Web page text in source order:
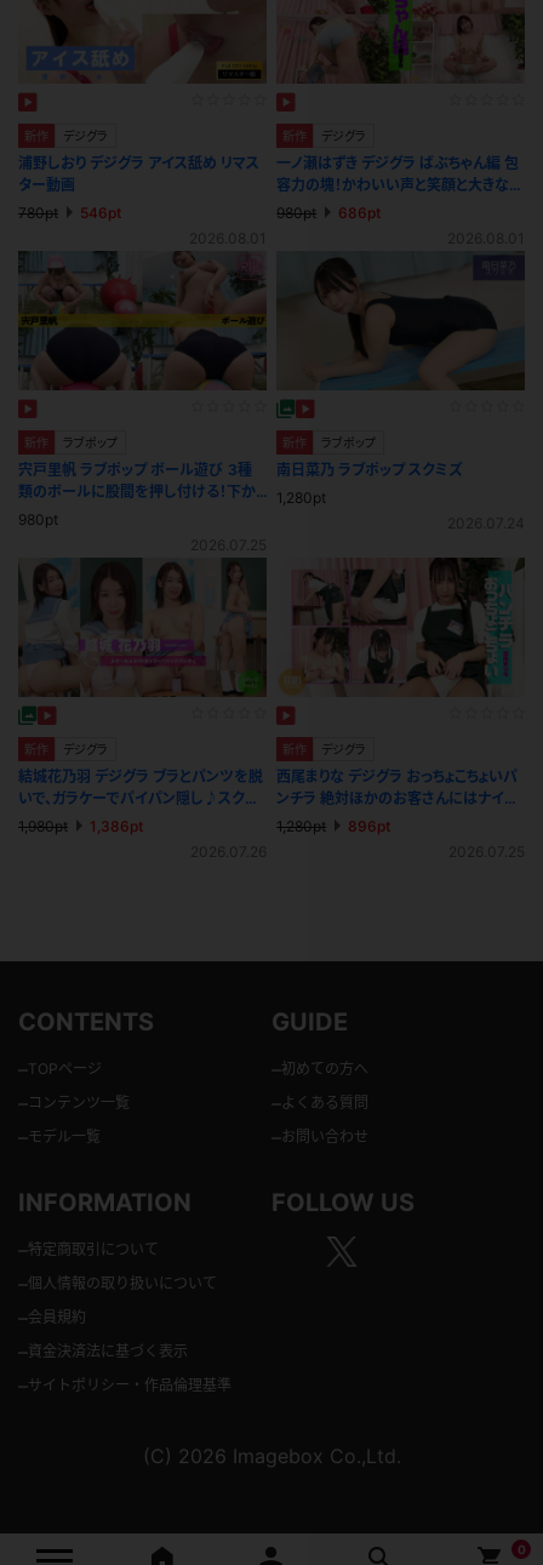
0
新作 デジグラ
浦野しおり デジグラ アイス舐め リマス
ター動画
780pt
546pt
2026.08.01
新作 デジグラ
一ノ瀬はずき デジグラ ばぶちゃん編 包
容力の塊！かわいい声と笑顔と大きなお
っぱい♪
980pt
686pt
2026.08.01
新作 ラブポップ
宍戸里帆 ラブポップ ボール遊び ３種
類のボールに股間を押し付ける！下か
ら見上げる揺れるおっぱい！
980pt
2026.07.25
新作 ラブポップ
南日菜乃 ラブポップ スクミズ
1,280pt
2026.07.24
新作 デジグラ
結城花乃羽 デジグラ ブラとパンツを脱
いで、ガラケーでパイパン隠し♪スクー
ルコス
1,980pt
1,386pt
2026.07.26
新作 デジグラ
西尾まりな デジグラ おっちょこちょいパ
ンチラ 絶対ほかのお客さんにはナイシ
ョですよ？
1,280pt
896pt
2026.07.25
CONTENTS
–TOPページ
– コンテンツ一覧
– モデル一覧
GUIDE
–初めての方へ
– よくある質問
–お問い合わせ
INFORMATION
–特定商取引について
–個人情報の取り扱いについて
–会員規約
–資金決済法に基づく表示
–サイトポリシー・作品倫理基準
FOLLOW US
(C) 2026 Imagebox Co.,Ltd.